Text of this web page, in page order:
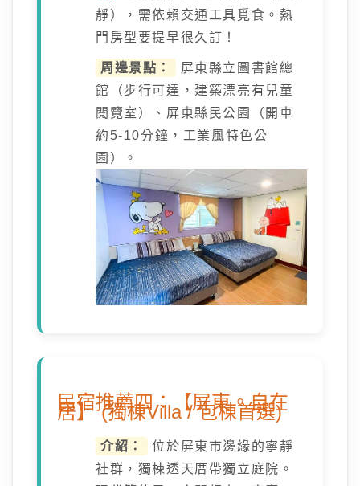
靜），需依賴交通工具覓食。熱
門房型要提早很久訂！
周邊景點：
屏東縣立圖書館總
館（步行可達，建築漂亮有兒童
閱覽室）、屏東縣民公園（開車
約5-10分鐘，工業風特色公
園）。
民宿推薦四：【屏東。自在
居】 (獨棟Villa / 包棟首選)
介紹：
位於屏東市邊緣的寧靜
社群，獨棟透天厝帶獨立庭院。